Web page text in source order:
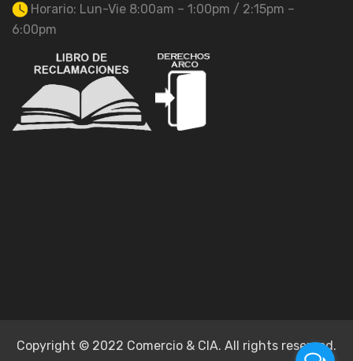
Horario: Lun-Vie 8:00am – 1:00pm / 2:15pm –
6:00pm
Copyright © 2022 Comercio & CIA. All rights reserved.